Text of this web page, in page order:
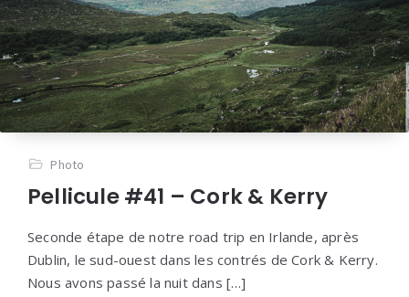
Photo
Pellicule #41 – Cork & Kerry
Seconde étape de notre road trip en Irlande, après
Dublin, le sud-ouest dans les contrés de Cork & Kerry.
Nous avons passé la nuit dans […]